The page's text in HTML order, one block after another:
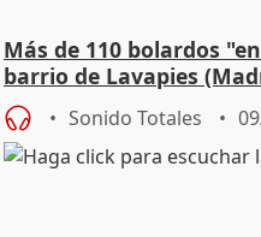
Más de 110 bolardos
barrio de Lavapies
Sonido Totales